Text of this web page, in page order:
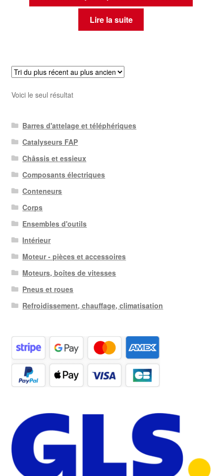
Lire la suite
Voici le seul résultat
Barres d'attelage et téléphériques
Catalyseurs FAP
Châssis et essieux
Composants électriques
Conteneurs
Corps
Ensembles d'outils
Intérieur
Moteur - pièces et accessoires
Moteurs, boîtes de vitesses
Pneus et roues
Refroidissement, chauffage, climatisation